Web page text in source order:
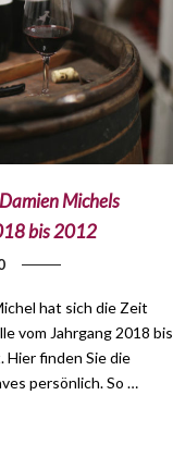
Michels
bis 2012
hat sich die Zeit
vom Jahrgang 2018 bis
Hier finden Sie die
persönlich. So …